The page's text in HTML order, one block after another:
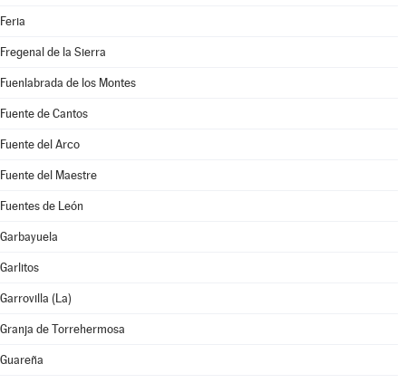
Feria
Fregenal de la Sierra
Fuenlabrada de los Montes
Fuente de Cantos
Fuente del Arco
Fuente del Maestre
Fuentes de León
Garbayuela
Garlitos
Garrovilla (La)
Granja de Torrehermosa
Guareña